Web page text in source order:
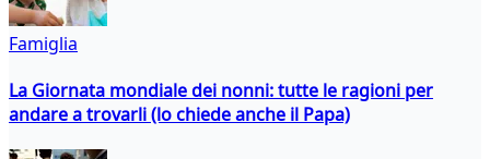
Famiglia
La Giornata mondiale dei nonni: tutte le ragioni per
andare a trovarli (lo chiede anche il Papa)